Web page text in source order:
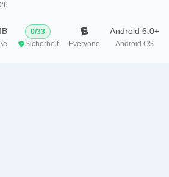
0/33
Sicherheit
Everyone
Android 6.0+
Android OS